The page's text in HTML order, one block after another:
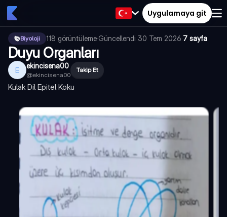
Uygulamaya git
Biyoloji 118 görüntüleme·Güncellendi 30 Tem 2026·7 sayfa
Duyu Organları
E ekincisena00
@ekincisena00
Takip Et
Kulak Dil Epitel Koku